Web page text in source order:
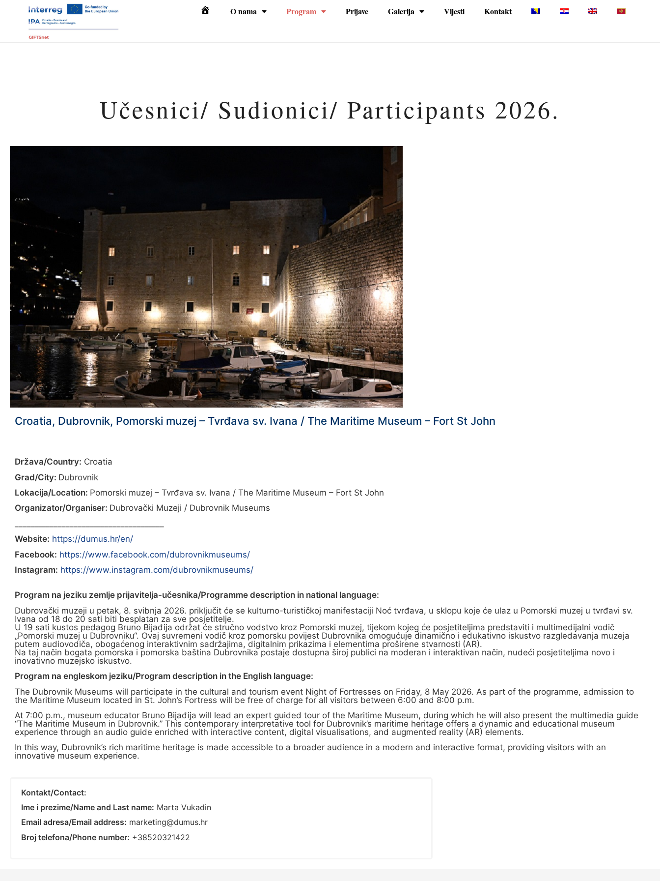
Početna O nama Program Prijave Galerija Vijesti Kontakt
Učesnici/ Sudionici/ Participants 2026.
Croatia, Dubrovnik, Pomorski muzej – Tvrđava sv. Ivana / The Maritime Museum – Fort St John
Država/Country: Croatia
Grad/City: Dubrovnik
Lokacija/Location: Pomorski muzej – Tvrđava sv. Ivana / The Maritime Museum – Fort St John
Organizator/Organiser: Dubrovački Muzeji / Dubrovnik Museums
Website: https://dumus.hr/en/
Facebook: https://www.facebook.com/dubrovnikmuseums/
Instagram: https://www.instagram.com/dubrovnikmuseums/
Program na jeziku zemlje prijavitelja-učesnika/Programme description in national language:
Dubrovački muzeji u petak, 8. svibnja 2026. priključit će se kulturno-turističkoj manifestaciji Noć tvrđava, u sklopu koje će ulaz u Pomorski muzej u tvrđavi sv.
Ivana od 18 do 20 sati biti besplatan za sve posjetitelje.
U 19 sati kustos pedagog Bruno Bijađija održat će stručno vodstvo kroz Pomorski muzej, tijekom kojeg će posjetiteljima predstaviti i multimedijalni vodič
„Pomorski muzej u Dubrovniku“. Ovaj suvremeni vodič kroz pomorsku povijest Dubrovnika omogućuje dinamično i edukativno iskustvo razgledavanja muzeja
putem audiovodiča, obogaćenog interaktivnim sadržajima, digitalnim prikazima i elementima proširene stvarnosti (AR).
Na taj način bogata pomorska i pomorska baština Dubrovnika postaje dostupna široj publici na moderan i interaktivan način, nudeći posjetiteljima novo i
inovativno muzejsko iskustvo.
Program na engleskom jeziku/Program description in the English language:
The Dubrovnik Museums will participate in the cultural and tourism event Night of Fortresses on Friday, 8 May 2026. As part of the programme, admission to
the Maritime Museum located in St. John’s Fortress will be free of charge for all visitors between 6:00 and 8:00 p.m.
At 7:00 p.m., museum educator Bruno Bijađija will lead an expert guided tour of the Maritime Museum, during which he will also present the multimedia guide
“The Maritime Museum in Dubrovnik.” This contemporary interpretative tool for Dubrovnik’s maritime heritage offers a dynamic and educational museum
experience through an audio guide enriched with interactive content, digital visualisations, and augmented reality (AR) elements.
In this way, Dubrovnik’s rich maritime heritage is made accessible to a broader audience in a modern and interactive format, providing visitors with an
innovative museum experience.
Kontakt/Contact:
Ime i prezime/Name and Last name: Marta Vukadin
Email adresa/Email address: marketing@dumus.hr
Broj telefona/Phone number: +38520321422